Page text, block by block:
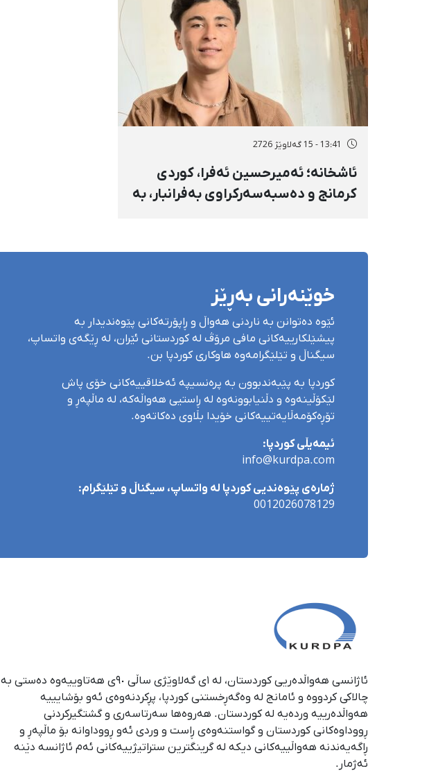
13:41 - 15 گەلاوێژ 2726
ئاشخانە؛ ئەمیرحسین ئەفرا، کوردی
کرمانج و دەسبەسەرکراوی بەفرانبار، بە
خوێنەرانی بەڕێز
ئێوە دەتوانن بە ناردنی هەواڵ و ڕاپۆرتەکانی پێوەندیدار بە
پیشێلکارییەکانی مافی مرۆڤ لە کوردستانی ئێران، لە ڕێگەی واتساپ،
سیگناڵ و تێلێگرامەوە هاوکاری کوردپا بن.
کوردپا بە پێبەندبوون بە پرەنسیپە ئەخلاقییەکانی خۆی پاش
لێکۆڵینەوە و دڵنیابوونەوە لە ڕاستیی هەواڵەکە، لە ماڵپەڕ و
تۆڕەکۆمەڵایەتییەکانی خۆیدا بڵاوی دەکاتەوە.
ئیمەیڵی کوردپا:
info@kurdpa.com
ژمارەی پێوەندیی کوردپا لە واتساپ، سیگناڵ و تێلێگرام:
0012026078129
ئاژانسی هەواڵدەریی کوردستان، لە ١ی گەلاوێژی ساڵی ٩٠ی هەتاوییەوە دەستی بە
چالاکی کردووە و ئامانج لە وەگەڕخستنی كوردپا، پڕكردنەوەی ئەو بۆشایییە
هەواڵدەرییە وردەیە لە كوردستان. هەروەها سەرتاسەری و گشتگیركردنی
ڕووداوەكانی كوردستان و گواستنەوەی ڕاست و وردی ئەو ڕووداوانە بۆ ماڵپەڕ و
ڕاگەیەندنە هەواڵییەكانی دیكە لە گرینگترین ستراتیژییەكانی ئەم ئاژانسە دێنە
ئەژمار.